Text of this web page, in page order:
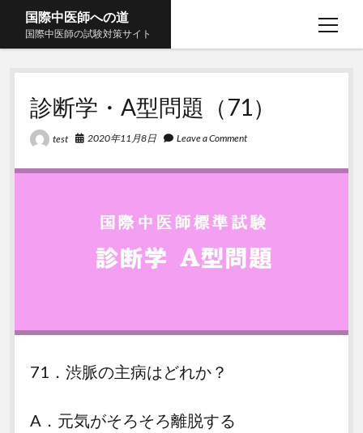
国際中医師への道
国際中医師の試験対策サイト
open
中医基礎理論 open
中医基礎理論・A問題
中薬学 open
menu
中薬学・A問題
方剤学･A問題
臨床学科 open
診断学・A型問題（71）
test 2020年11月8日 Leave a Comment
71．渋脈の主病はどれか？
A．元気がそろそろ離脱する